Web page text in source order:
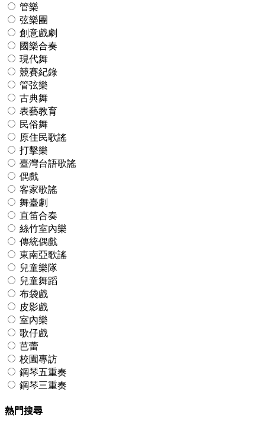
管樂
弦樂團
創意戲劇
國樂合奏
現代舞
競賽紀錄
管弦樂
古典舞
表藝教育
民俗舞
原住民歌謠
打擊樂
臺灣台語歌謠
偶戲
客家歌謠
舞臺劇
直笛合奏
絲竹室內樂
傳統偶戲
東南亞歌謠
兒童樂隊
兒童舞蹈
布袋戲
皮影戲
室內樂
歌仔戲
芭蕾
校園專訪
鋼琴五重奏
鋼琴三重奏
熱門搜尋